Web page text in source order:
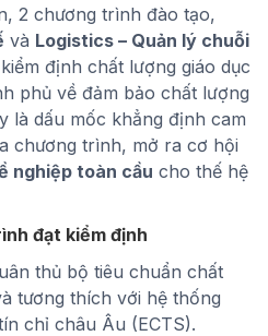
2 chương trình đào tạo,
và Logistics – Quản lý chuỗi
định chất lượng giáo dục
phủ về đảm bảo chất lượng
là dấu mốc khẳng định cam
chương trình, mở ra cơ hội
nghiệp toàn cầu cho thế hệ
đạt kiểm định
thủ bộ tiêu chuẩn chất
tương thích với hệ thống
chỉ châu Âu (ECTS).